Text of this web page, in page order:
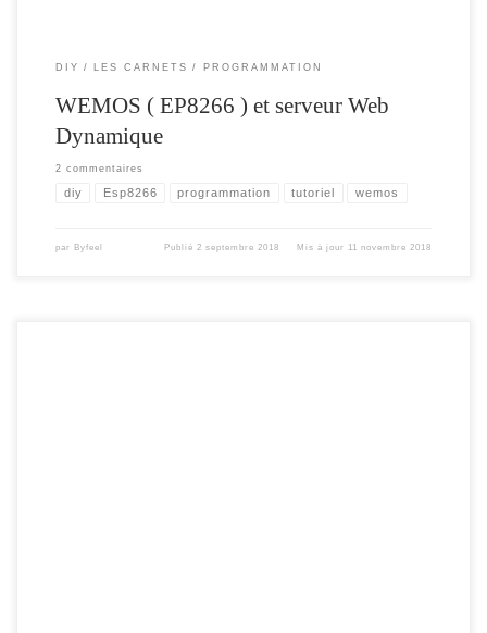
DIY LES CARNETS PROGRAMMATION
WEMOS ( EP8266 ) et serveur Web
Dynamique
2 commentaires
diy Esp8266 programmation tutoriel wemos
par Byfeel Publié2 septembre 2018 Mis à jour 11 novembre 2018